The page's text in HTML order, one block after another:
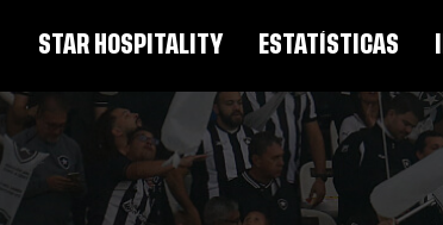
STAR HOSPITALITY ESTATÍSTICAS